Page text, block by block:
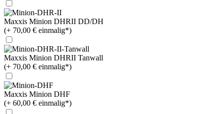
Maxxis Minion DHRII DD/DH
(+ 70,00 € einmalig*)
Maxxis Minion DHRII Tanwall
(+ 70,00 € einmalig*)
Maxxis Minion DHF
(+ 60,00 € einmalig*)